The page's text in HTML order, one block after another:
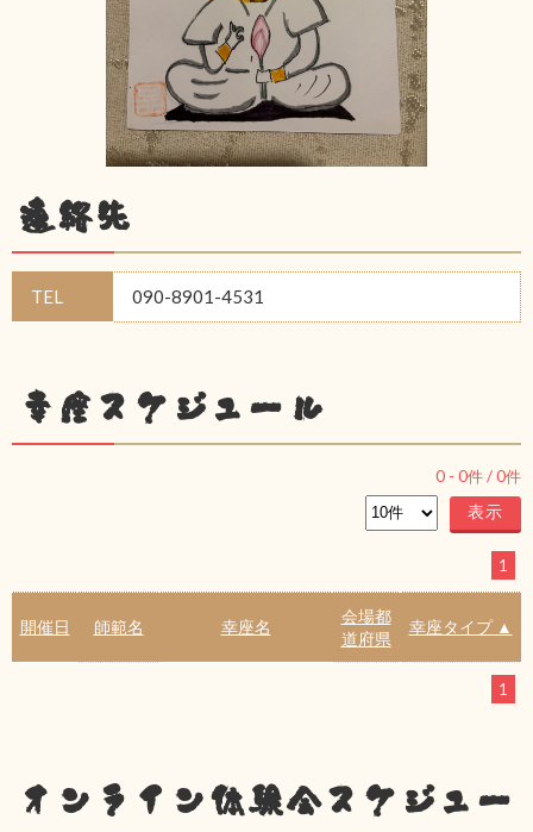
連絡先
TEL 090-8901-4531
幸座スケジュール
0 - 0件 /0件
1
開催日 師範名 幸座名
会場都
道府県
幸座タイプ ▲
1
オンライン体験会スケジュー